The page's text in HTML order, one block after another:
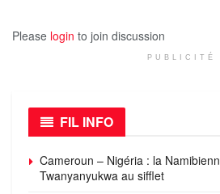
Please login to join discussion
PUBLICITÉ
FIL INFO
Cameroun – Nigéria : la
Twanyanyukwa au sifflet